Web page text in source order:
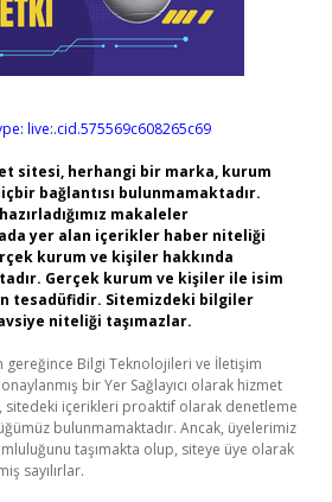
live:.cid.575569c608265c69
sitesi, herhangi bir marka, kurum
bağlantısı bulunmamaktadır.
makaleler
yer alan içerikler haber niteliği
kurum ve kişiler hakkında
Gerçek kurum ve kişiler ile isim
tesadüfidir. Sitemizdeki bilgiler
niteliği taşımazlar.
gereğince Bilgi Teknolojileri ve İletişim
bir Yer Sağlayıcı olarak hizmet
sitedeki içerikleri proaktif olarak denetleme
bulunmamaktadır. Ancak, üyelerimiz
taşımakta olup, siteye üye olarak
sayılırlar.